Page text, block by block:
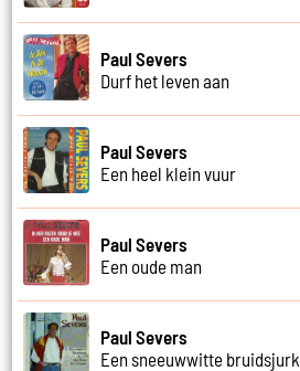
Paul Severs
Durf het leven aan
Paul Severs
Een heel klein vuur
Paul Severs
Een oude man
Paul Severs
Een sneeuwwitte bruidsjurk